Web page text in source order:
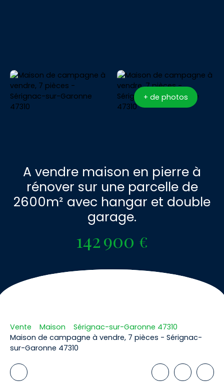
+ de photos
A vendre maison en pierre à
rénover sur une parcelle de
2600m² avec hangar et double
garage.
142 900 €
Vente Maison
Sérignac-sur-Garonne 47310
Maison de campagne à vendre, 7 pièces - Sérignac-
sur-Garonne 47310